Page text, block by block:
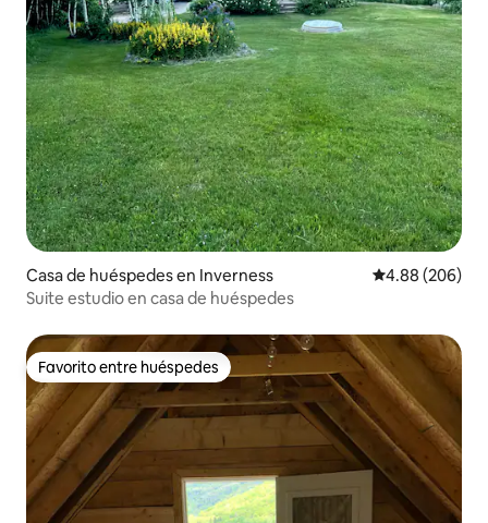
Casa de huéspedes en Inverness Calificación
4.88 (206)
Suite estudio en casa de huéspedes
Favorito entre huéspedes
Favorito entre huéspedes